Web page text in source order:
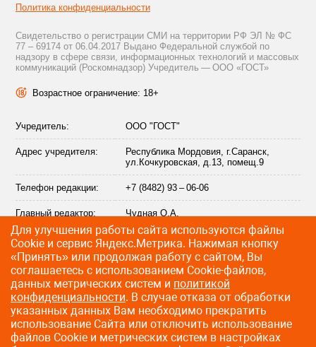
Политика конфиденциальности
Свидетельство о регистрации СМИ на территории РФ ЭЛ № ФС
77 – 69174 от 06.04.2017 Выдано Федеральной службой по
надзору в сфере связи, информационных технологий и массовых
коммуникаций (Роскомнадзор) Учредитель — ООО «ГОСТ»
Возрастное ограничение: 18+
Учредитель: ООО "ГОСТ"
Адрес учредителя:
Республика Мордовия, г.Саранск,
ул.Кочкуровская, д.13, помещ.9
Телефон редакции: +7 (8482) 93 – 06-06
Главный редактор: Чудная О.А.
Адрес электронной
почты редакции:
info@citytraffic.ru
©2009—2026 CityTraffic — все права защищены
Разработка сайта:Лайт Информ
Для улучшения работы сайта используются файлы
Сookie и сервис Яндекс.Метрика. Нажимая кнопку
«Принять» или продолжая работу с сайтом, Вы
соглашаетесь с использованием Cookie-файлов,
данных метрических систем и политикой
конфиденциальности. В случае отказа от обработки
указанных данных Вам необходимо прекратить
использование Сайта или отключить использование
файлов Cookie и метрических систем в настройках